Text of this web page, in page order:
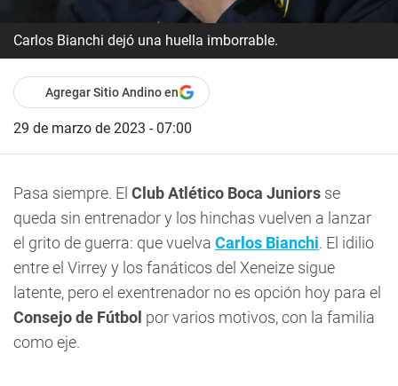
Carlos Bianchi dejó una huella imborrable.
Agregar Sitio Andino en
29 de marzo de 2023 - 07:00
Pasa siempre. El Club Atlético Boca Juniors se
queda sin entrenador y los hinchas vuelven a lanzar
el grito de guerra: que vuelva Carlos Bianchi. El idilio
entre el Virrey y los fanáticos del Xeneize sigue
latente, pero el exentrenador no es opción hoy para el
Consejo de Fútbol por varios motivos, con la familia
como eje.